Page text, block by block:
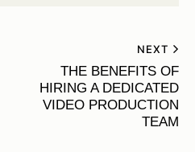
NEXT
THE BENEFITS OF
HIRING A DEDICATED
VIDEO PRODUCTION
TEAM